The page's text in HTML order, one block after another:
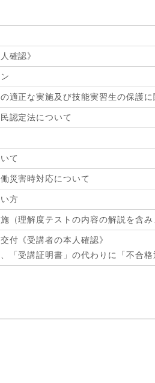
確認》
適正な実施及び技能実習生の保護に
認定法について
て
災害時対応について
方
（理解度テストの内容の解説を含み
付《受講者の本人確認》
「受講証明書」の代わりに「不合格